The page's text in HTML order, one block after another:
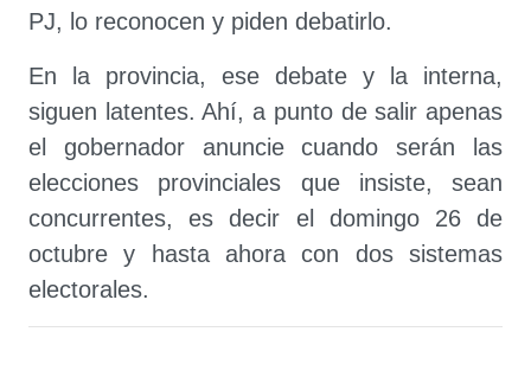
PJ, lo reconocen y piden debatirlo.
En la provincia, ese debate y la interna,
siguen latentes. Ahí, a punto de salir apenas
el gobernador anuncie cuando serán las
elecciones provinciales que insiste, sean
concurrentes, es decir el domingo 26 de
octubre y hasta ahora con dos sistemas
electorales.